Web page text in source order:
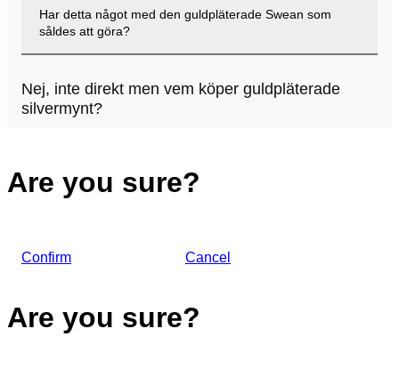
Har detta något med den guldpläterade Swean som
såldes att göra?
Nej, inte direkt men vem köper guldpläterade
silvermynt?
Are you sure?
Confirm Cancel
Are you sure?